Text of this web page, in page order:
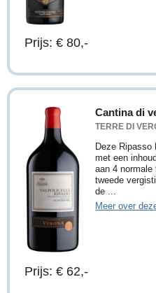
Prijs: € 80,-
Cantina di
TERRE DI
Deze Ripasso
met een
aan 4
tweede
de ...
Meer over
Prijs: € 62,-